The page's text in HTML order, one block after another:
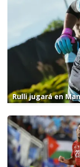
Rulli jugará en